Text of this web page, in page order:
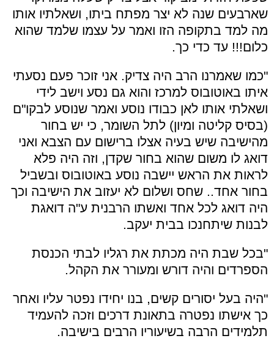
שארבעים שנה לא יצר מפתח ביתו, ושאלתיו אותו
מה למד בתקופה הזו ואמר על עצמו שלמד שהוא
כלום!!! עד כדי כך.
"כמו שאמרנו הרב היה צדיק. אני זוכר פעם נסעתי
איתו באוטובוס למרכז והוא גם נסע וישב לידי
ושאלתי אותו לאן כבודו נוסע ואמר שנוסע לבקו"ם
(בסיס קליטה ומיון) לתל השומר, כי יש בחור
מהישיבה שיש בעיה אצלו ברישום עם הצבא ואני
דואג לו משום שהוא בחור שקדן, וזה היה פלא
לראות את הראש יישבה נוסע באוטובוס ובשביל
בחור אחד.. שחס ושלום לא יעזוב את הישיבה וכך
היה דואג לכל אחד ואשתו הרבנית ע"ה דואגת
לבנות שיתחנכו בבית יעקב.
"בכל שבת היה מכתת את רגליו לבתי הכנסת
הספרדים והיה דורש ומעורר את הקהל.
"היה בעל יסורים קשים, בנו יחידו נפטר עליו ואחר
כך אישתו נפטרה בתאונת דרכים וזכה להעמיד
תלמידים הרבה בשיעוריו הרבים בישיבה.